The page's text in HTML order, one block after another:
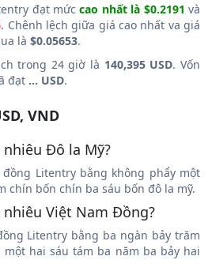
đạt mứccao nhất là $0.2191 và
. Chênh lệch giữa giá cao nhất va giá
là $0.05653.
trong 24 giờ là 140,395 USD. Vốn
đạt ... USD.
VND
Đô la Mỹ?
đồng Litentry bằng không phẩy một
chín bốn chín ba sáu bốn đô la mỹ.
Việt Nam Đồng?
Litentry bằng ba ngàn bảy trăm
hai sáu tám ba năm ba bảy hai